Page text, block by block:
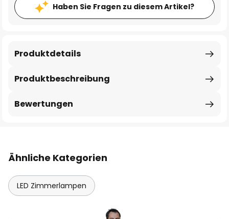
Haben Sie Fragen zu diesem Artikel?
Produktbeschreibung
Produktdetails
Bewertungen
Ähnliche Kategorien
LED Zimmerlampen